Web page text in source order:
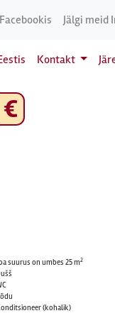
Jälgi meid
Kontakt
€
suurus on umbes 25 m2
(kohalik)